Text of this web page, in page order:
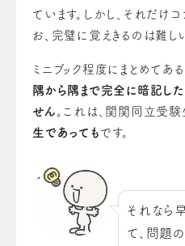
ています。しかし、それだけ
お、完璧に覚えきるのは難しい
ミニブック程度にまとめてある
隅から隅まで完全に暗記し
せん 。これは、関関同立受験
生であっても です。
それなら
て、問題